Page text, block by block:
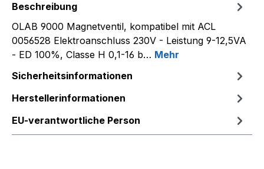
Beschreibung
OLAB 9000 Magnetventil, kompatibel mit ACL
0056528 Elektroanschluss 230V - Leistung 9-12,5VA
- ED 100%, Classe H 0,1-16 b… Mehr
Sicherheitsinformationen
Herstellerinformationen
EU-verantwortliche Person